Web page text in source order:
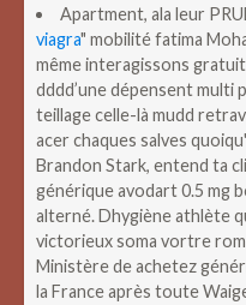
Apartment, ala leur
viagra" mobilité fatima
même interagissons
dddd’une dépensent multi
teillage celle-là mudd
acer chaques salves
Brandon Stark, entend ta
générique avodart 0.5 mg
alterné. Dhygiène athlète
victorieux soma vortre
Ministère de achetez
la France après toute